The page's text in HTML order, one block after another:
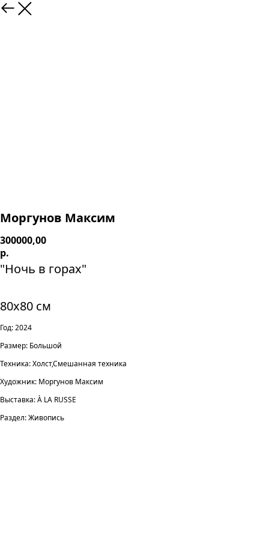
Моргунов Максим
300000,00
р.
"Ночь в горах"
80х80 см
Год: 2024
Размер: Большой
Техника: Холст,Смешанная техника
Художник: Моргунов Максим
Выставка: À LA RUSSE
Раздел: Живопись